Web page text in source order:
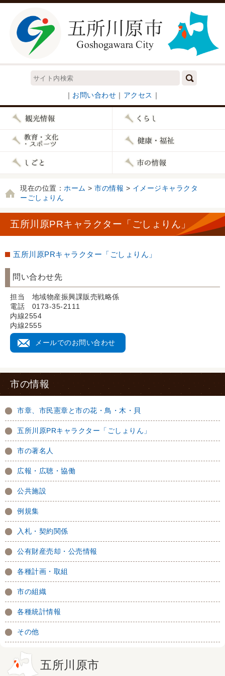
｜ お問い合わせ ｜ アクセス ｜
現在の位置： ホーム > 市の情報 > イメージキャラクタ
ーごしょりん
五所川原PRキャラクター「ごしょりん」
五所川原PRキャラクター「ごしょりん」
問い合わせ先
担当 地域物産振興課販売戦略係
電話 0173-35-2111
内線2554
内線2555
メールでのお問い合わせ
市の情報
市章、市民憲章と市の花・鳥・木・貝
五所川原PRキャラクター「ごしょりん」
市の著名人
広報・広聴・協働
公共施設
例規集
入札・契約関係
公有財産売却・公売情報
各種計画・取組
市の組織
各種統計情報
その他
五所川原市